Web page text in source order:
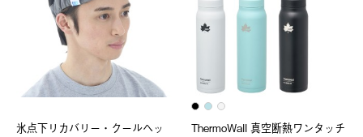
氷点下リカバリー・クールヘッ
ThermoWall 真空断熱ワンタッチ